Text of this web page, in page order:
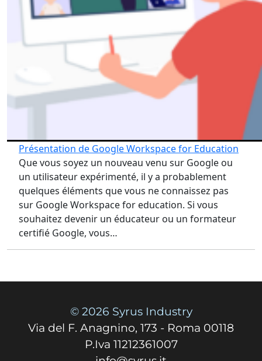
Présentation de Google Workspace for Education
Que vous soyez un nouveau venu sur Google ou
un utilisateur expérimenté, il y a probablement
quelques éléments que vous ne connaissez pas
sur Google Workspace for education. Si vous
souhaitez devenir un éducateur ou un formateur
certifié Google, vous…
© 2026 Syrus Industry
Via del F. Anagnino, 173 - Roma 00118
P.Iva 11212361007